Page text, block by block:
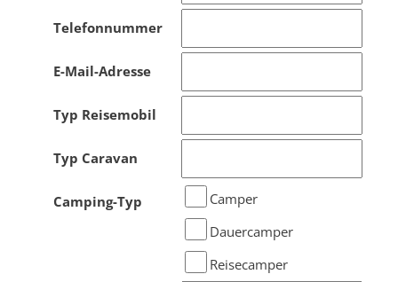
Telefonnummer
E-Mail-Adresse
Typ Reisemobil
Typ Caravan
Camping-Typ
Camper
Dauercamper
Reisecamper